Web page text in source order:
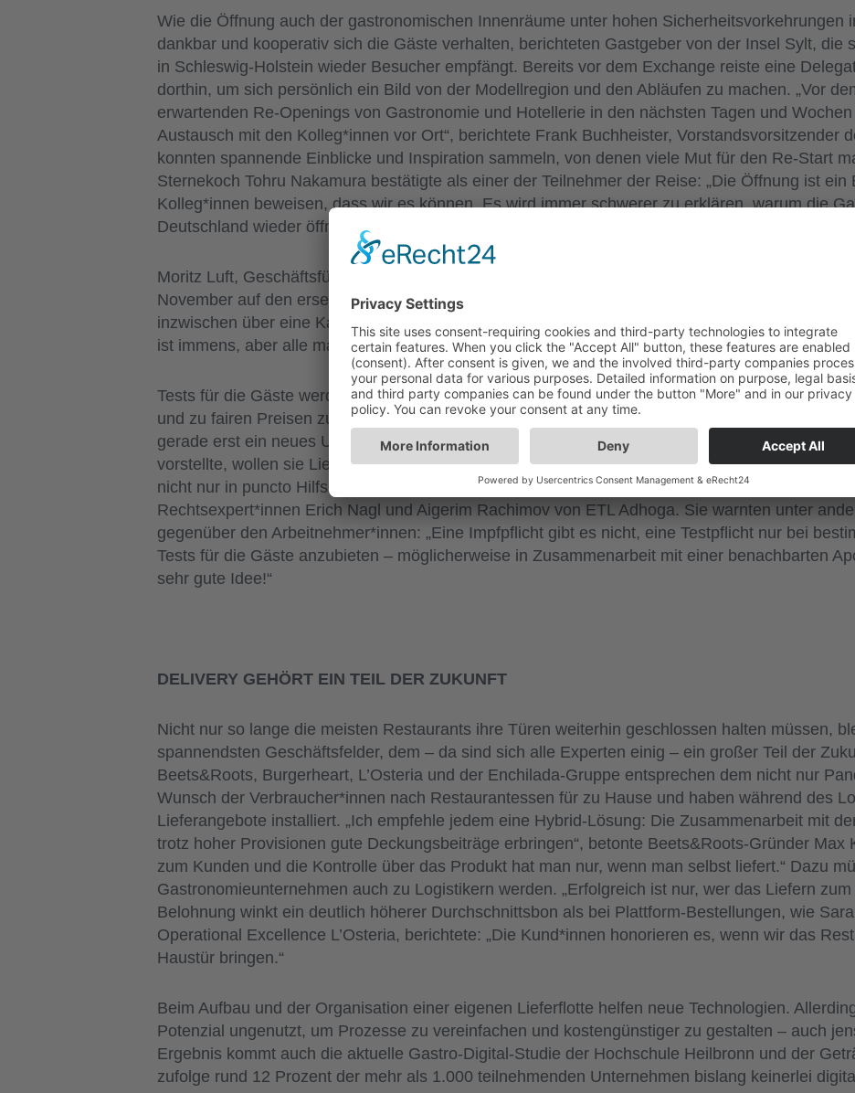
Wie die Öffnung auch der gastronomischen Innenräume unter hohen Sicherheitsvorkehrungen
dankbar und kooperativ sich die Gäste verhalten, berichteten Gastgeber von der Insel Sylt, die
in Schleswig-Holstein wieder Besucher empfängt. Bereits vor dem Exchange reiste eine
dorthin, um sich persönlich ein Bild von der Modellregion und den Abläufen zu machen. „Vor
erwartenden Re-Openings von Gastronomie und Hotellerie in den nächsten Tagen und
Austausch mit den Kolleg*innen vor Ort“, berichtete Frank Buchheister, Vorstandsvorsitzender
konnten spannende Einblicke und Inspiration sammeln, von denen viele Mut für den Re-Start
Sternekoch Tohru Nakamura bestätigte als einer der Teilnehmer der Reise: „Die Öffnung ist
Kolleg*innen beweisen, dass wir es können. Es wird immer schwerer zu erklären, warum die
Deutschland wieder öffnen darf. Ich hoffe, dass sich der positive Spirit aus dem Norden bis in
Moritz Luft, Geschäftsführer Sylt Marketing, erläuterte beim Exchange, wie sich die Region
November auf den ersehnten Re-Start vorbereitet hat. „Jeder Gast braucht einen
inzwischen über eine Kapazität von 40.000 Tests am Tag, sichern die Kontaktnachverfolgung
ist immens, aber alle machen toll mit!“
Tests für die Gäste werden fraglos Teil einer möglichen Öffnungsstrategie sein – damit sie der
und zu fairen Preisen zur Verfügung stehen, haben die drei prominenten Köche The Doc Ngo,
gerade erst ein neues Unternehmen gegründet: Mit ihrer Gastro Selbsttest GmbH, die The
vorstellte, wollen sie Lieferengpässen und Wucherpreisen vorbeugen. Was es bei anhaltender
nicht nur in puncto Hilfszahlungen und Arbeitsrecht, sondern auch bei dem Testen und Impfen
Rechtsexpert*innen Erich Nagl und Aigerim Rachimov von ETL Adhoga. Sie warnten unter
gegenüber den Arbeitnehmer*innen: „Eine Impfpflicht gibt es nicht, eine Testpflicht nur bei
Tests für die Gäste anzubieten – möglicherweise in Zusammenarbeit mit einer benachbarten
sehr gute Idee!“
DELIVERY GEHÖRT EIN TEIL DER ZUKUNFT
Nicht nur so lange die meisten Restaurants ihre Türen weiterhin geschlossen halten müssen,
spannendsten Geschäftsfelder, dem – da sind sich alle Experten einig – ein großer Teil der
Beets&Roots, Burgerheart, L’Osteria und der Enchilada-Gruppe entsprechen dem nicht nur
Wunsch der Verbraucher*innen nach Restaurantessen für zu Hause und haben während des
Lieferangebote installiert. „Ich empfehle jedem eine Hybrid-Lösung: Die Zusammenarbeit mit
trotz hoher Provisionen gute Deckungsbeiträge erbringen“, betonte Beets&Roots-Gründer Max
zum Kunden und die Kontrolle über das Produkt hat man nur, wenn man selbst liefert.“ Dazu
Gastronomieunternehmen auch zu Logistikern werden. „Erfolgreich ist nur, wer das Liefern zum
Belohnung winkt ein deutlich höherer Durchschnittsbon als bei Plattform-Bestellungen, wie
Operational Excellence L’Osteria, berichtete: „Die Kund*innen honorieren es, wenn wir das
Haustür bringen.“
Beim Aufbau und der Organisation einer eigenen Lieferflotte helfen neue Technologien.
Potenzial ungenutzt, um Prozesse zu vereinfachen und kostengünstiger zu gestalten – auch
Ergebnis kommt auch die aktuelle Gastro-Digital-Studie der Hochschule Heilbronn und der
zufolge rund 12 Prozent der mehr als 1.000 teilnehmenden Unternehmen bislang keinerlei